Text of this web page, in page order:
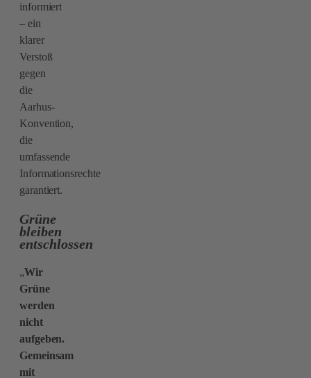
informiert
– ein
klarer
Verstoß
gegen
die
Aarhus-
Konvention,
die
umfassende
Informationsrechte
garantiert.
Grüne
bleiben
entschlossen
„Wir
Grüne
werden
nicht
aufgeben.
Gemeinsam
mit